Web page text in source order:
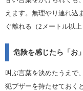
えます。無理やり連れ込
ぐ離れる（2メートル以
危険を感じたら「お
叫ぶ言葉を決めたうえで
犯ブザーを持たせておく